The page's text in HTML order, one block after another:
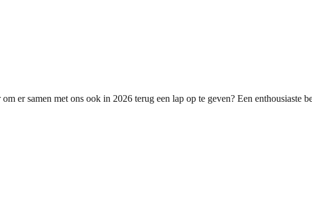
er samen met ons ook in 2026 terug een lap op te geven? Een enthousiaste